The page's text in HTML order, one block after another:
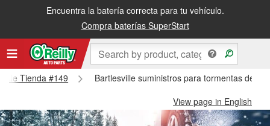
Encuentra la batería correcta para tu vehículo.
Compra baterías SuperStart
Tienda #149
Bartlesville suministros para tormentas de
View page in English